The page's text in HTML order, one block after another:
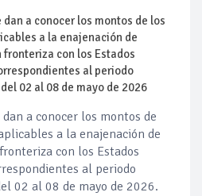
a conocer los montos de los
a la enajenación de
con los Estados
al periodo
02 al 08 de mayo de 2026
a conocer los montos de
a la enajenación de
con los Estados
al periodo
02 al 08 de mayo de 2026.